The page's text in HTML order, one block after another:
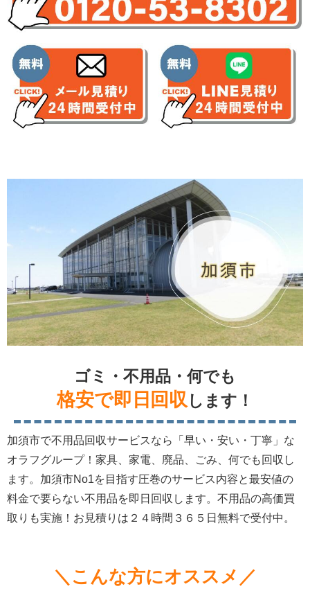
ゴミ・不用品・何でも
格安で即日回収します！
加須市で不用品回収サービスなら「早い・安い・丁寧」な
オラフグループ！家具、家電、廃品、ごみ、何でも回収し
ます。加須市No1を目指す圧巻のサービス内容と最安値の
料金で要らない不用品を即日回収します。不用品の高価買
取りも実施！お見積りは２４時間３６５日無料で受付中。
＼こんな方にオススメ／